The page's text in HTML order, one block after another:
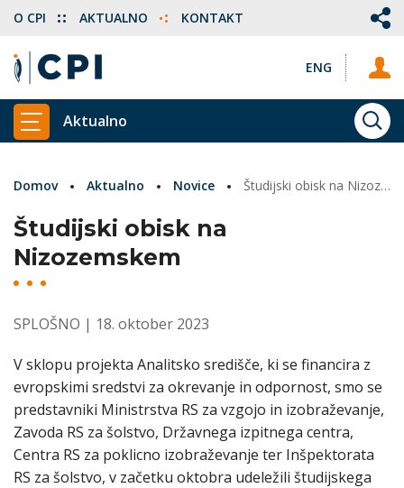
ENG
O CPI AKTUALNO KONTAKT
PRIKAŽI GLAVNI MENI
Aktualno
Domov Aktualno Novice Študijski obisk na Nizozemskem
Študijski obisk na
Nizozemskem
SPLOŠNO | 18. oktober 2023
V sklopu projekta Analitsko središče, ki se financira z
evropskimi sredstvi za okrevanje in odpornost, smo se
predstavniki Ministrstva RS za vzgojo in izobraževanje,
Zavoda RS za šolstvo, Državnega izpitnega centra,
Centra RS za poklicno izobraževanje ter Inšpektorata
RS za šolstvo, v začetku oktobra udeležili študijskega